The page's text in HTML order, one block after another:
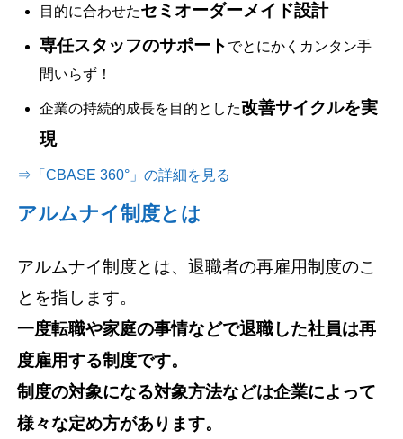
目的に合わせたセミオーダーメイド設計
専任スタッフのサポート でとにかくカンタン手
間いらず！
企業の持続的成長を目的とした改善サイクルを実
現
⇒「CBASE 360°」の詳細を見る
アルムナイ制度とは
アルムナイ制度とは、退職者の再雇用制度のこ
とを指します。
一度転職や家庭の事情などで退職した社員は再
度雇用する制度です。
制度の対象になる対象方法などは企業によって
様々な定め方があります。